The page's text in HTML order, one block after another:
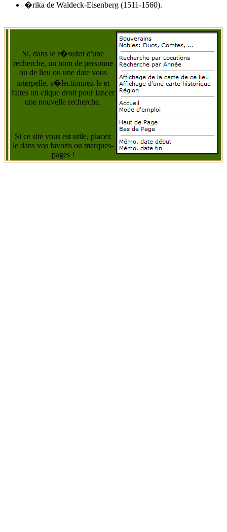
�rika de Waldeck-Eisenberg (1511-1560).
Si, dans le r�sultat d'une
recherche, un nom de personne
ou de lieu ou une date vous
interpelle, s�lectionnez-le et
faites un clique droit pour lancer
une nouvelle recherche.
Si ce site vous est utile, placez
le dans vos favoris ou marques-
pages !